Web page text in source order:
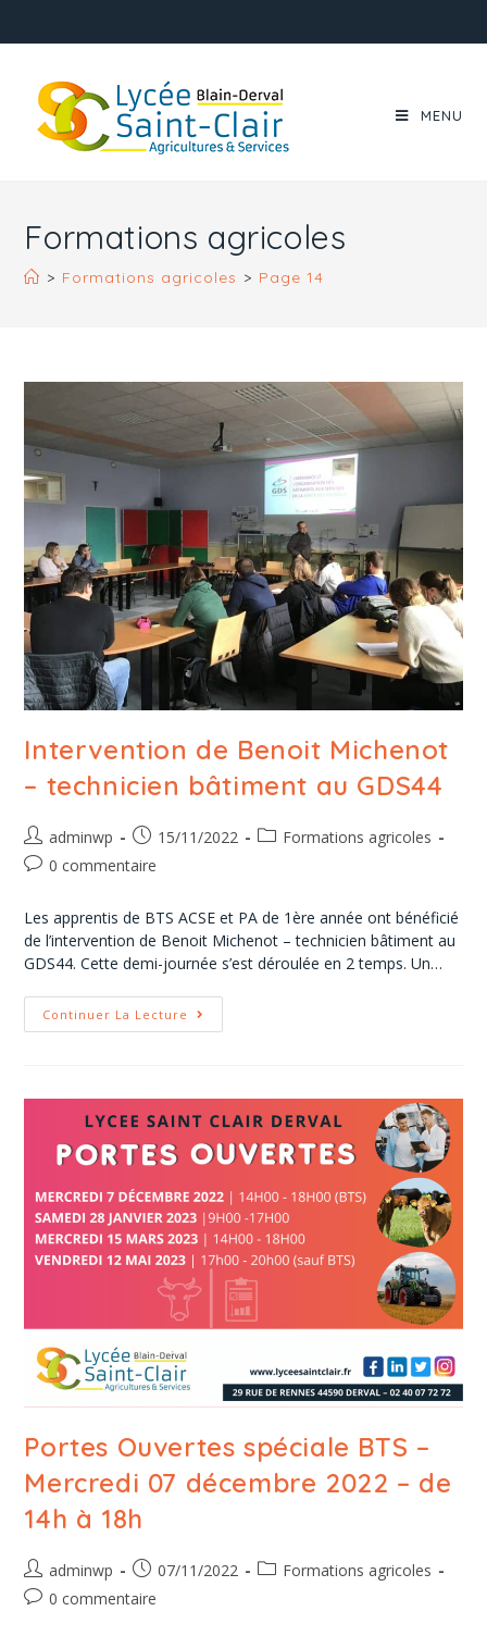
MENU
Formations agricoles
> Formations agricoles > Page 14
Intervention de Benoit Michenot
– technicien bâtiment au GDS44
adminwp 15/11/2022
Formations agricoles
0 commentaire
Les apprentis de BTS ACSE et PA de 1ère année ont bénéficié
de l’intervention de Benoit Michenot – technicien bâtiment au
GDS44. Cette demi-journée s’est déroulée en 2 temps. Un…
Continuer La Lecture
Portes Ouvertes spéciale BTS –
Mercredi 07 décembre 2022 – de
14h à 18h
adminwp 07/11/2022
Formations agricoles
0 commentaire